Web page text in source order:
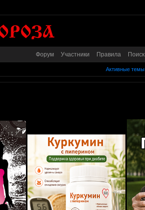
Форум Участники Правила Поиск
Активные темы